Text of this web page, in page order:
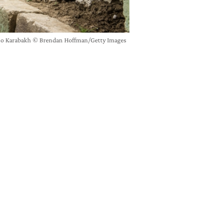
Karabakh © Brendan Hoffman/Getty Images